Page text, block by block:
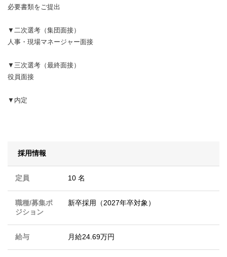
必要書類をご提出
▼二次選考（集団面接）
人事・現場マネージャー面接
▼三次選考（最終面接）
役員面接
▼内定
採用情報
定員 10 名
職種/募集ポ
ジション
新卒採用（2027年卒対象）
給与 月給24.69万円